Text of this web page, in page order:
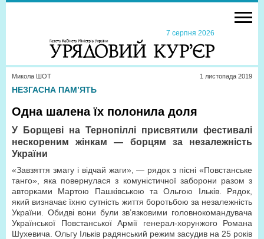
7 серпня 2026
Микола ШОТ 1 листопада 2019
НЕЗГАСНА ПАМ’ЯТЬ
Одна шалена їх полонила доля
У Борщеві на Тернопіллі присвятили фестивалі
нескореним жінкам — борцям за незалежність
України
«Завзяття змагу і відчай жаги», — рядок з пісні «Повстанське
танго», яка повернулася з комуністичної заборони разом з
авторками Мартою Пашківською та Ольгою Ільків. Рядок,
який визначає їхню сутність життя боротьбою за незалежність
України. Обидві вони були зв’язковими головнокомандувача
Української Повстанської Армії генерал-хорунжого Романа
Шухевича. Ольгу Ільків радянський режим засудив на 25 років